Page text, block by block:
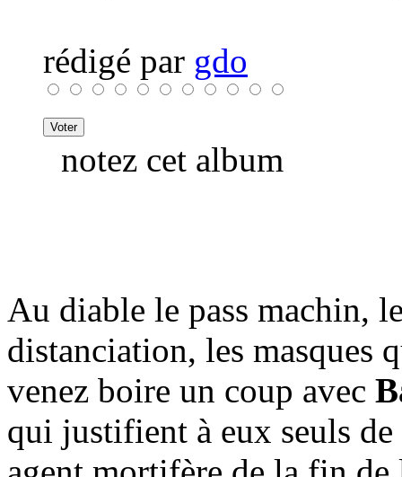
rédigé par gdo
notez cet album
Au diable le pass machin,
distanciation, les masques
venez boire un coup avec
qui justifient à eux seuls